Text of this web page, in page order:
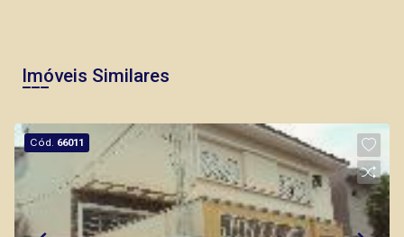
Imóveis Similares
Cód. 66011